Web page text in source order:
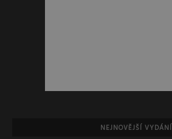
NEJNOVĚJŠÍ VYDÁNÍ